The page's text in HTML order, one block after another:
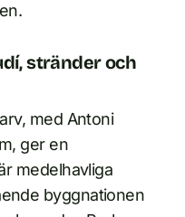
stränder och
med Antoni
ger en
medelhavliga
byggnationen